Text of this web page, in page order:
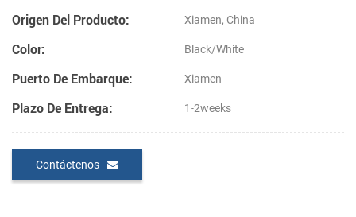
Origen Del Producto: Xiamen, China
Color: Black/White
Puerto De Embarque: Xiamen
Plazo De Entrega: 1-2weeks
Contáctenos